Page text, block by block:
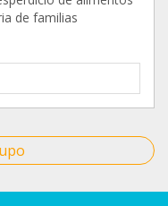
de familias